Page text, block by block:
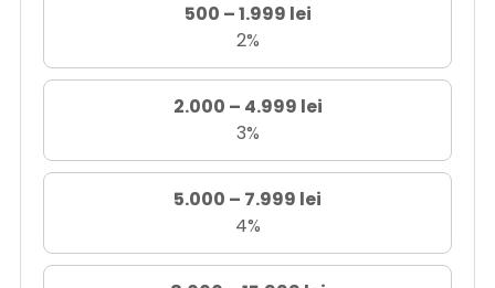
500 – 1.999 lei
2%
2.000 – 4.999 lei
3%
5.000 – 7.999 lei
4%